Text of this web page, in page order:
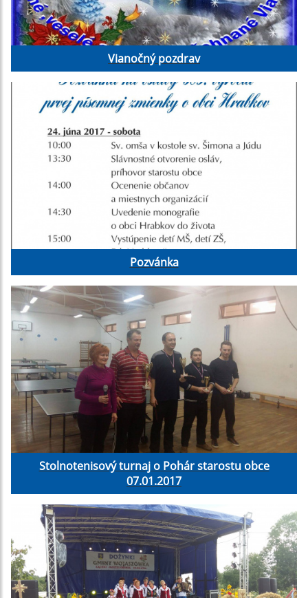
Vianočný pozdrav
Pozvánka
Stolnotenisový turnaj o Pohár starostu obce
07.01.2017